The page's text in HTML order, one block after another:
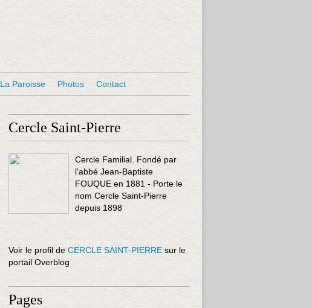
La Paroisse Photos Contact
Cercle Saint-Pierre
Cercle Familial. Fondé par
l'abbé Jean-Baptiste
FOUQUE en 1881 - Porte le
nom Cercle Saint-Pierre
depuis 1898
Voir le profil de CERCLE SAINT-PIERRE sur le
portail Overblog
Pages